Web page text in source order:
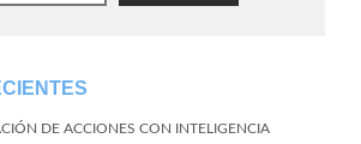
DE ACCIONES CON INTELIGENCIA